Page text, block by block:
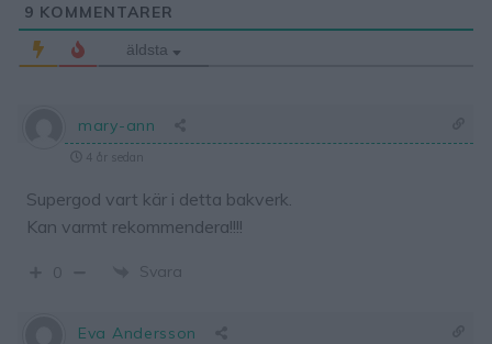
9 KOMMENTARER
äldsta
mary-ann
4 år sedan
Supergod vart kär i detta bakverk.
Kan varmt rekommendera!!!!
0 Svara
Eva Andersson